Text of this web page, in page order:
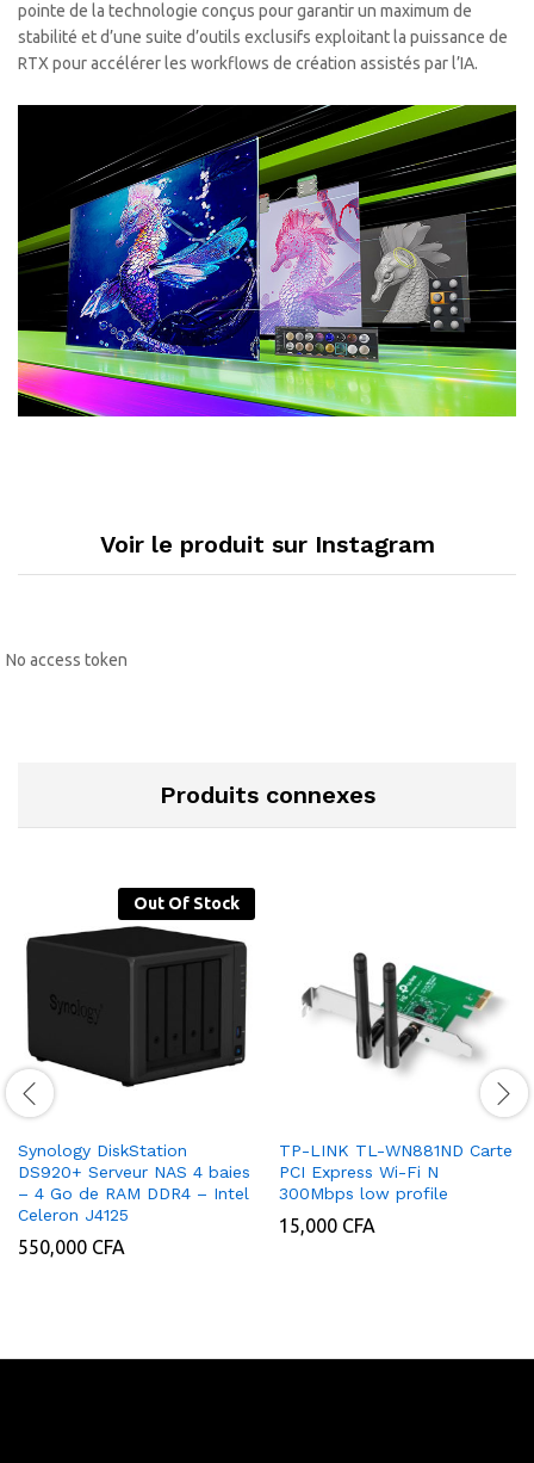
pointe de la technologie conçus pour garantir un maximum de
stabilité et d’une suite d’outils exclusifs exploitant la puissance de
RTX pour accélérer les workflows de création assistés par l’IA.
Voir le produit sur Instagram
No access token
Produits connexes
Out Of Stock
Synology DiskStation
DS920+ Serveur NAS 4 baies
– 4 Go de RAM DDR4 – Intel
Celeron J4125
550,000 CFA
TP-LINK TL-WN881ND Carte
PCI Express Wi-Fi N
300Mbps low profile
15,000 CFA